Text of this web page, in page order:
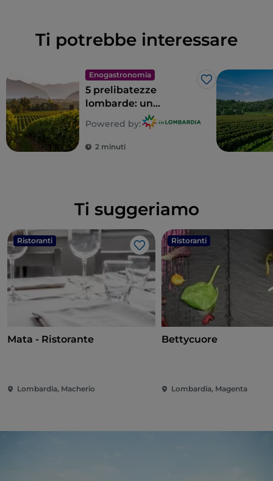
Ti potrebbe interessare
Enogastronomia
Like
5 prelibatezze
lombarde: un
territorio tutto da
gustare
Powered by:
2 minuti
Ti suggeriamo
Ristoranti
Like
Mata - Ristorante
Lombardia, Macherio
Ristoranti
Bettycuore
Lombardia, Magenta